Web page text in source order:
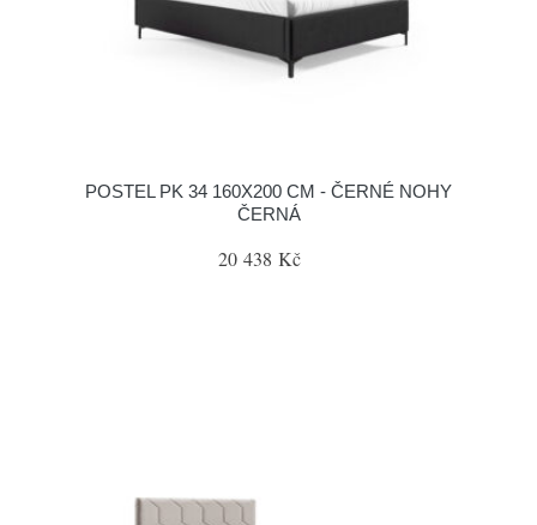
POSTEL PK 34 160X200 CM - ČERNÉ NOHY
ČERNÁ
20 438 Kč